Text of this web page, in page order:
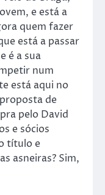
e está a
quem fazer
está a passar
é a sua
num
está aqui no
de
pelo David
e sócios
título e
asneiras? Sim,